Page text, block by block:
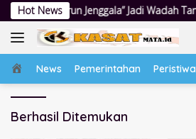
Langsung
ke
konten
Hot NewsJadi Wadah Tanam Nilai Luhur
Home
News Pemerintahan Peristiwa
Berhasil Ditemukan